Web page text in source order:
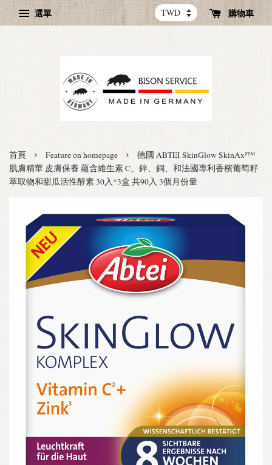
選單 購物車
首頁 › Feature on homepage ›
德國 ABTEI SkinGlow SkinAx²™
肌膚精華 皮膚保養 蘊含維生素 C、鋅、銅、和法國專利香檳葡萄籽
萃取物和甜瓜活性酵素 30入*3盒 共90入 3個月份量